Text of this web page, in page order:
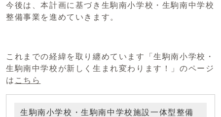
今後は、本計画に基づき生駒南小学校・生駒南中学校
整備事業を進めていきます。
これまでの経緯を取り纏めています「生駒南小学校・
生駒南中学校が新しく生まれ変わります！」のページ
は こちら
生駒南小学校・生駒南中学校施設一体型整備